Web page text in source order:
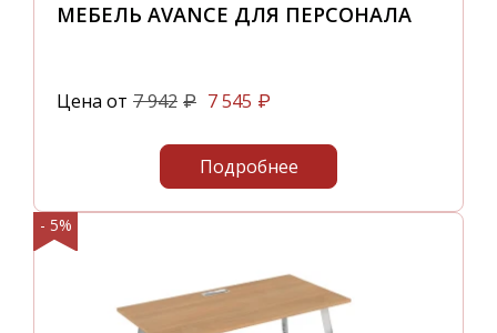
МЕБЕЛЬ AVANCE ДЛЯ ПЕРСОНАЛА
Цена от 7 942 ₽ 7 545 ₽
Подробнее
- 5%